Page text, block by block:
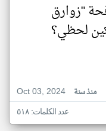
"زوارق
لحظي؟
Oct 03, 2024
منذ سنة
عدد الكلمات: ٥١٨